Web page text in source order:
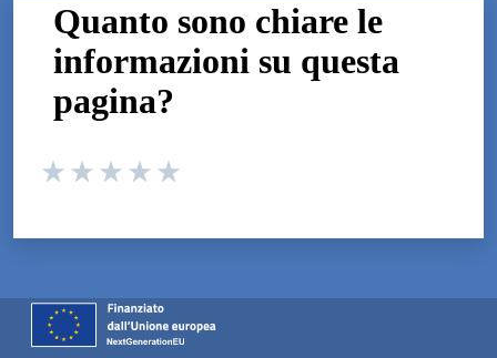
Quanto sono chiare le
informazioni su questa
pagina?
Valuta da 1 a 5 stelle la pagina